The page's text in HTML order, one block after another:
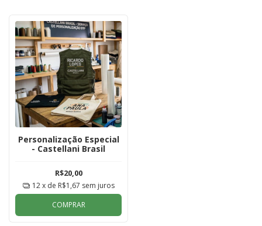
Personalização Especial
- Castellani Brasil
R$20,00
12 x de R$1,67 sem juros
COMPRAR